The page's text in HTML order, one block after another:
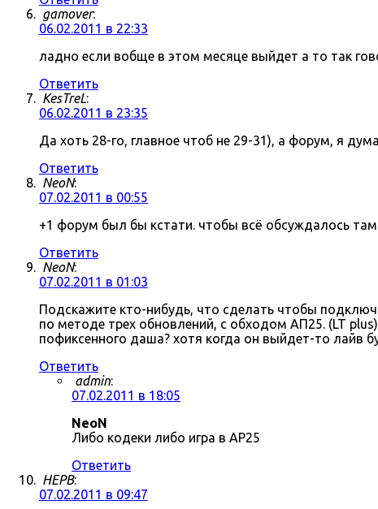
gamover:
06.02.2011 в 22:33
ладно если вобще в этом месяце выйдет а то так
Ответить
KesTreL:
06.02.2011 в 23:35
Да хоть 28-го, главное чтоб не 29-31), а форум, я
Ответить
NeoN:
07.02.2011 в 00:55
+1 форум был бы кстати. чтобы всё обсуждалось там
Ответить
NeoN:
07.02.2011 в 01:03
Подскажите кто-нибудь, что сделать чтобы
по методе трех обновлений, с обходом АП25. (LT
пофиксенного даша? хотя когда он выйдет-то лайв
Ответить
admin:
07.02.2011 в 18:05
NeoN
Либо кодеки либо игра в AP25
Ответить
HEPB:
07.02.2011 в 09:47